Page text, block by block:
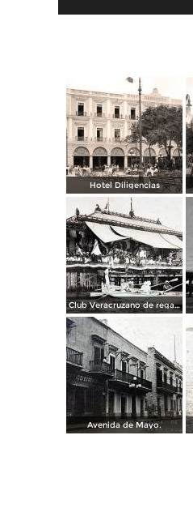
Hotel Diligencias
Club Veracruzano de regatas.
Avenida de Mayo.